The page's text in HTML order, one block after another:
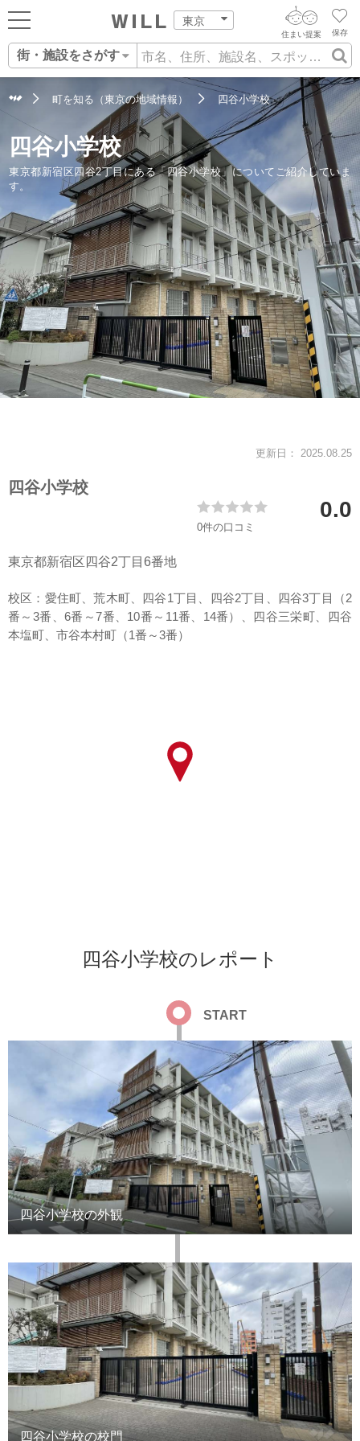
東京
ログイン
新規会員登録
住まいをさがす
住まいを売る
住まいをつくる
店舗案内
スタッフ紹介
会社案内
保存
住まい提案
街・施設をさがす
住まいをさがす
営業所をさがす
スタッフをさがす
AIウィルくんの提案
AI査定・チャット相談する
不動産エージェントの提案
価格査定を依頼する
相場データを依頼する
町を知る（東京の地域情報） 四谷小学校
四谷小学校
東京都新宿区四谷2丁目にある「四谷小学校」についてご紹介していま
す。
更新日： 2025.08.25
四谷小学校
0.0
0件の口コミ
東京都新宿区四谷2丁目6番地
校区：愛住町、荒木町、四谷1丁目、四谷2丁目、四谷3丁目（2
番～3番、6番～7番、10番～11番、14番）、四谷三栄町、四谷
本塩町、市谷本村町（1番～3番）
四谷小学校のレポート
START
四谷小学校の外観
四谷小学校の校門